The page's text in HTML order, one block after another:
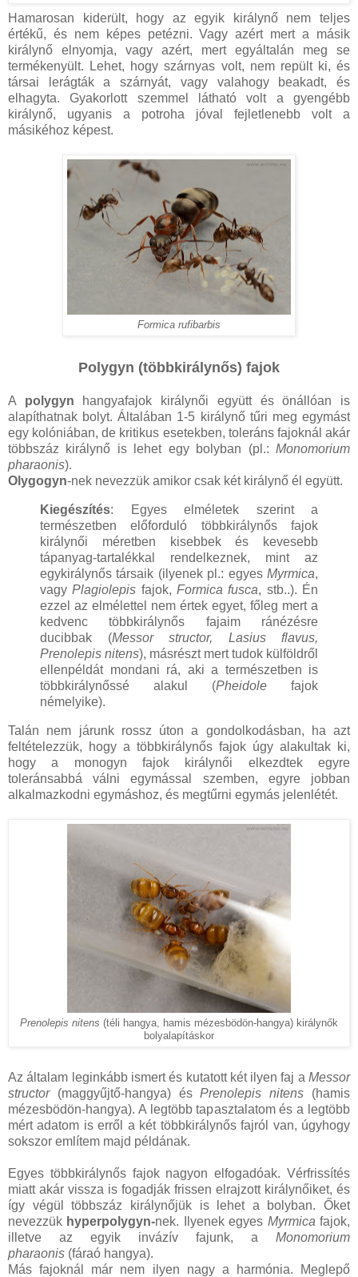
Hamarosan kiderült, hogy az egyik királynő nem teljes
értékű, és nem képes petézni. Vagy azért mert a másik
királynő elnyomja, vagy azért, mert egyáltalán meg se
termékenyült. Lehet, hogy szárnyas volt, nem repült ki, és
társai lerágták a szárnyát, vagy valahogy beakadt, és
elhagyta. Gyakorlott szemmel látható volt a gyengébb
királynő, ugyanis a potroha jóval fejletlenebb volt a
másikéhoz képest.
Formica rufibarbis
Polygyn (többkirálynős) fajok
A polygyn hangyafajok királynői együtt és önállóan is
alapíthatnak bolyt. Általában 1-5 királynő tűri meg egymást
egy kolóniában, de kritikus esetekben, toleráns fajoknál akár
többszáz királynő is lehet egy bolyban (pl.: Monomorium
pharaonis).
Olygogyn-nek nevezzük amikor csak két királynő él együtt.
Kiegészítés: Egyes elméletek szerint a
természetben előforduló többkirálynős fajok
királynői méretben kisebbek és kevesebb
tápanyag-tartalékkal rendelkeznek, mint az
egykirálynős társaik (ilyenek pl.: egyes Myrmica,
vagyPlagiolepis fajok,Formica fusca, stb..). Én
ezzel az elmélettel nem értek egyet, főleg mert a
kedvenc többkirálynős fajaim ránézésre
ducibbak (Messor structor, Lasius flavus,
Prenolepis nitens), másrészt mert tudok külföldről
ellenpéldát mondani rá, aki a természetben is
többkirálynőssé alakul (Pheidole fajok
némelyike).
Talán nem járunk rossz úton a gondolkodásban, ha azt
feltételezzük, hogy a többkirálynős fajok úgy alakultak ki,
hogy a monogyn fajok királynői elkezdtek egyre
toleránsabbá válni egymással szemben, egyre jobban
alkalmazkodni egymáshoz, és megtűrni egymás jelenlétét.
Prenolepis nitens (téli hangya, hamis mézesbödön-hangya) királynők
bolyalapításkor
Az általam leginkább ismert és kutatott két ilyen faj a Messor
structor(maggyűjtő-hangya) ésPrenolepis nitens (hamis
mézesbödön-hangya). A legtöbb tapasztalatom és a legtöbb
mért adatom is erről a két többkirálynős fajról van, úgyhogy
sokszor említem majd példának.
Egyes többkirálynős fajok nagyon elfogadóak. Vérfrissítés
miatt akár vissza is fogadják frissen elrajzott királynőiket, és
így végül többszáz királynőjük is lehet a bolyban. Őket
nevezzük hyperpolygyn-nek. Ilyenek egyes Myrmicafajok,
illetve az egyik invázív fajunk, a Monomorium
pharaonis (fáraó hangya).
Más fajoknál már nem ilyen nagy a harmónia.
Meglepő